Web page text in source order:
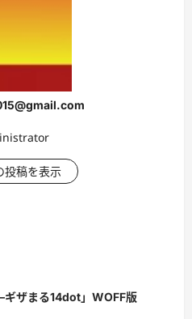
投稿を表示
ザまる14dot」WOFF版